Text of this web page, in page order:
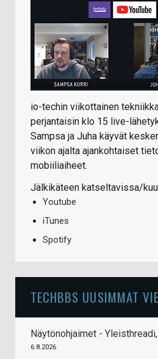
io-techin viikottainen
perjantaisin klo 15 live-
Sampsa ja Juha käyvät
viikon ajalta ajankohtaiset
mobiiliaiheet.
Jälkikäteen katseltavissa/
Youtube
iTunes
Spotify
TECHBBS UUSIMMAT
Näytönohjaimet -
6.8.2026